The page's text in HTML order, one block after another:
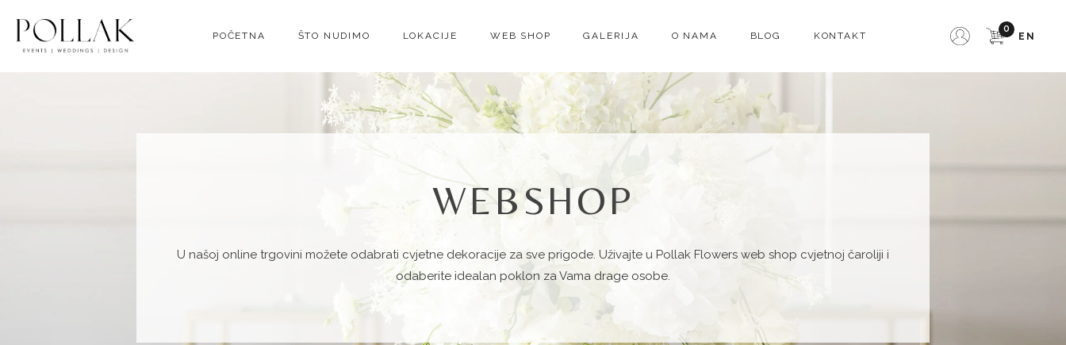
POČETNA ŠTO NUDIMO LOKACIJE WEB SHOP GALERIJA O NAMA BLOG KONTAKT
0
EN
WEBSHOP
U našoj online trgovini možete odabrati cvjetne dekoracije za sve prigode. Uživajte u Pollak Flowers web shop cvjetnoj čaroliji i
odaberite idealan poklon za Vama drage osobe.